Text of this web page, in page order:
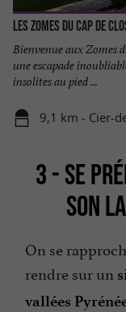
Les Zomes du Cap de
Bienvenue aux Zomes
une escapade
insolites au pied ...
9,1 km - Cier-
3 - SE
SON
On se
rendre sur un
vallées